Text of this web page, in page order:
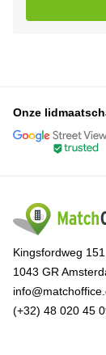
Onze
Kingsfordweg 151
1043 GR
(+32) 48 020 45